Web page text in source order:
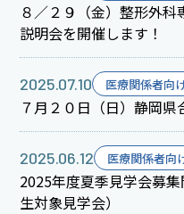
８／２９（金）整形外
説明会を開催します！
2025.07.10 医療関係者向
７月２０日（日）静岡県
2025.06.12 医療関係者向
2025年度夏季見学会募
生対象見学会）